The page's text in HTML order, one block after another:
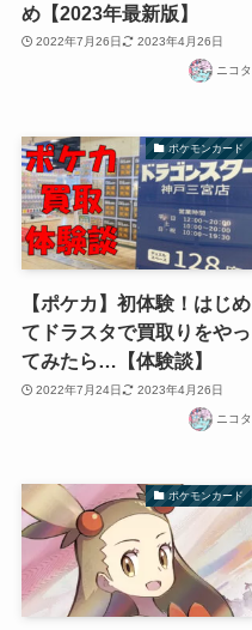
め【2023年最新版】
2022年7月26日 2023年4月26日
ニコタ
ポケモンカード
【ポケカ】初体験！はじめ
てドラスタで買取りをやっ
てみたら…【体験談】
2022年7月24日 2023年4月26日
ニコタ
ポケモンカード